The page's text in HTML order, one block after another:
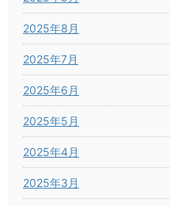
2025年8月
2025年7月
2025年6月
2025年5月
2025年4月
2025年3月